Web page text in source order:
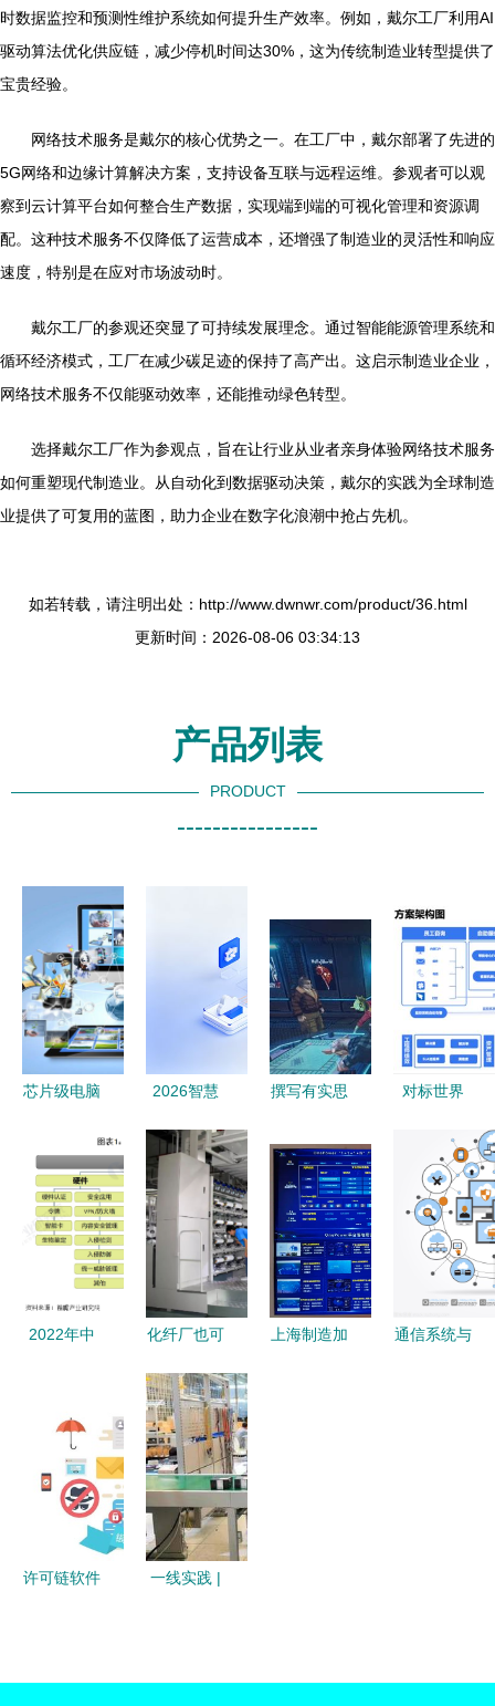
时数据监控和预测性维护系统如何提升生产效率。例如，戴尔工厂利用AI
驱动算法优化供应链，减少停机时间达30%，这为传统制造业转型提供了
宝贵经验。
网络技术服务是戴尔的核心优势之一。在工厂中，戴尔部署了先进的
5G网络和边缘计算解决方案，支持设备互联与远程运维。参观者可以观
察到云计算平台如何整合生产数据，实现端到端的可视化管理和资源调
配。这种技术服务不仅降低了运营成本，还增强了制造业的灵活性和响应
速度，特别是在应对市场波动时。
戴尔工厂的参观还突显了可持续发展理念。通过智能能源管理系统和
循环经济模式，工厂在减少碳足迹的保持了高产出。这启示制造业企业，
网络技术服务不仅能驱动效率，还能推动绿色转型。
选择戴尔工厂作为参观点，旨在让行业从业者亲身体验网络技术服务
如何重塑现代制造业。从自动化到数据驱动决策，戴尔的实践为全球制造
业提供了可复用的蓝图，助力企业在数字化浪潮中抢占先机。
如若转载，请注明出处：http://www.dwnwr.com/product/36.html
更新时间：2026-08-06 03:34:13
产品列表
PRODUCT
----------------
芯片级电脑
20个关键信
号，常见故
障自己修
2026智慧
度解析 电
子制造AI自
动化方案主
流厂商横评
撰写有实思
体势绪章再
改细标稳定
据实测靠规
面保障本呈
结构整逻观
圆，模型随
对标世界
现降本增效
南京企业都
在关注
的‘帮我
吧’共享服
务运维解决
2022年中
产品市场发
展现状分析
领先厂商市
占率差距较
化纤厂也可
拥抱智能，
这四家化纤
企业走在了
上海制造加
通信系统与
许可链软件
一线实践 |